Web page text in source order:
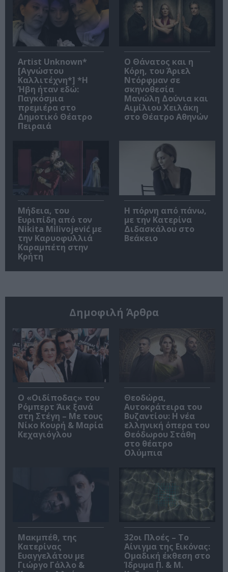
Artist Unknown*
[Αγνώστου
Καλλιτέχνη*] *Η
Ήβη ήταν εδώ:
Παγκόσμια
πρεμιέρα στο
Δημοτικό Θέατρο
Πειραιά
Ο Θάνατος και η
Κόρη, του Άριελ
Ντόρφμαν σε
σκηνοθεσία
Μανώλη Δούνια και
Αιμίλιου Χειλάκη
στο Θέατρο Αθηνών
Μήδεια, του
Ευριπίδη από τον
Nikita Milivojević με
την Καρυοφυλλιά
Καραμπέτη στην
Κρήτη
Η πόρνη από πάνω,
με την Κατερίνα
Διδασκάλου στο
Βεάκειο
Δημοφιλή Άρθρα
O «Οιδίποδας» του
Ρόμπερτ Άικ ξανά
στη Στέγη – Με τους
Νίκο Κουρή & Μαρία
Κεχαγιόγλου
Θεοδώρα,
Αυτοκράτειρα του
Βυζαντίου: Η νέα
ελληνική όπερα του
Θεόδωρου Στάθη
στο θέατρο
Ολύμπια
Μακμπέθ, της
Κατερίνας
Ευαγγελάτου με
Γιώργο Γάλλο &
32οι Πλοές – Το
Αίνιγμα της Εικόνας:
Ομαδική έκθεση στο
Ίδρυμα Π. & Μ.